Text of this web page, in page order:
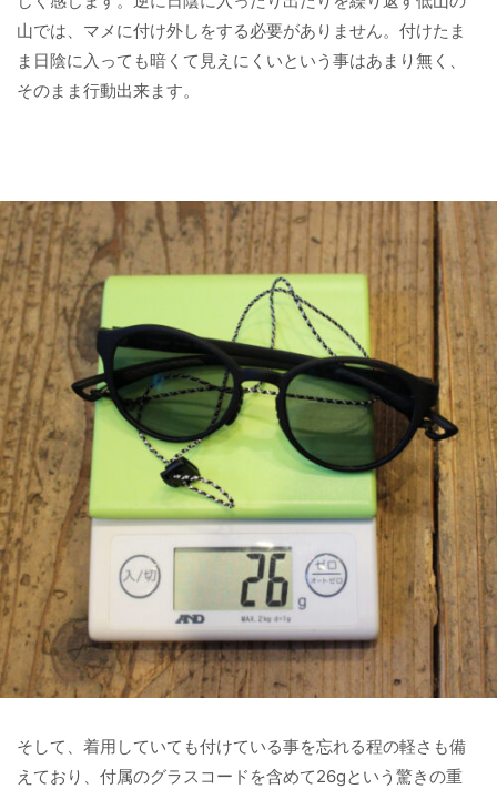
山では、マメに付け外しをする必要がありません。付けたま
ま日陰に入っても暗くて見えにくいという事はあまり無く、
そのまま行動出来ます。
そして、着用していても付けている事を忘れる程の軽さも備
えており、付属のグラスコードを含めて26gという驚きの重